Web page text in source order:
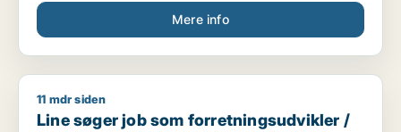
Mere info
Line søger job som forretningsudvikler / kulturmedarbejder
11 mdr siden
Line søger job som forretningsudvikler /